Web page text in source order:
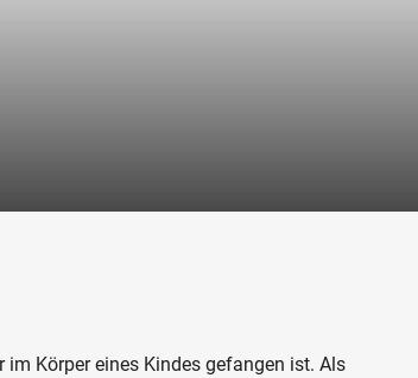
im Körper eines Kindes gefangen ist. Als